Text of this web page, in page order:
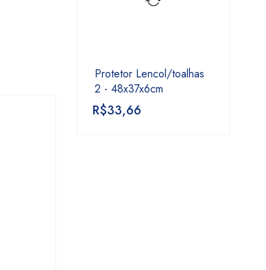
Protetor Lencol/toalhas
2 - 48x37x6cm
R$33,66